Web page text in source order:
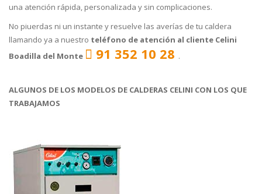
una atención rápida, personalizada y sin complicaciones.
No piuerdas ni un instante y resuelve las averías de tu caldera
llamando ya a nuestro teléfono de atención al cliente Celini
Boadilla del Monte
91 352 10 28 .
ALGUNOS DE LOS MODELOS DE CALDERAS CELINI CON LOS QUE
TRABAJAMOS